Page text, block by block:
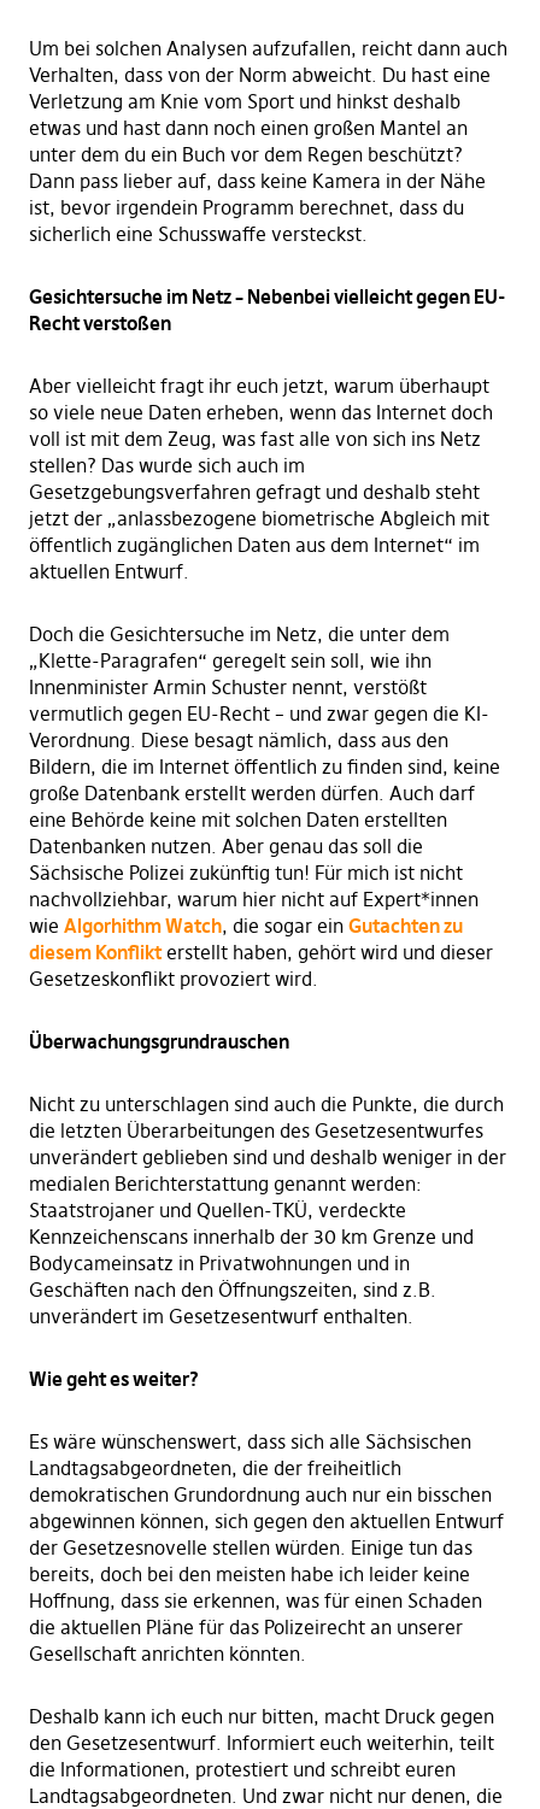
Um bei solchen Analysen aufzufallen, reicht dann auch
Verhalten, dass von der Norm abweicht. Du hast eine
Verletzung am Knie vom Sport und hinkst deshalb
etwas und hast dann noch einen großen Mantel an
unter dem du ein Buch vor dem Regen beschützt?
Dann pass lieber auf, dass keine Kamera in der Nähe
ist, bevor irgendein Programm berechnet, dass du
sicherlich eine Schusswaffe versteckst.
Gesichtersuche im Netz – Nebenbei vielleicht gegen EU-
Recht verstoßen
Aber vielleicht fragt ihr euch jetzt, warum überhaupt
so viele neue Daten erheben, wenn das Internet doch
voll ist mit dem Zeug, was fast alle von sich ins Netz
stellen? Das wurde sich auch im
Gesetzgebungsverfahren gefragt und deshalb steht
jetzt der „anlassbezogene biometrische Abgleich mit
öffentlich zugänglichen Daten aus dem Internet“ im
aktuellen Entwurf.
Doch die Gesichtersuche im Netz, die unter dem
„Klette-Paragrafen“ geregelt sein soll, wie ihn
Innenminister Armin Schuster nennt, verstößt
vermutlich gegen EU-Recht – und zwar gegen die KI-
Verordnung. Diese besagt nämlich, dass aus den
Bildern, die im Internet öffentlich zu finden sind, keine
große Datenbank erstellt werden dürfen. Auch darf
eine Behörde keine mit solchen Daten erstellten
Datenbanken nutzen. Aber genau das soll die
Sächsische Polizei zukünftig tun! Für mich ist nicht
nachvollziehbar, warum hier nicht auf Expert*innen
wie Algorhithm Watch, die sogar ein Gutachten zu
diesem Konflikterstellt haben, gehört wird und dieser
Gesetzeskonflikt provoziert wird.
Überwachungsgrundrauschen
Nicht zu unterschlagen sind auch die Punkte, die durch
die letzten Überarbeitungen des Gesetzesentwurfes
unverändert geblieben sind und deshalb weniger in der
medialen Berichterstattung genannt werden:
Staatstrojaner und Quellen-TKÜ, verdeckte
Kennzeichenscans innerhalb der 30 km Grenze und
Bodycameinsatz in Privatwohnungen und in
Geschäften nach den Öffnungszeiten, sind z.B.
unverändert im Gesetzesentwurf enthalten.
Wie geht es weiter?
Es wäre wünschenswert, dass sich alle Sächsischen
Landtagsabgeordneten, die der freiheitlich
demokratischen Grundordnung auch nur ein bisschen
abgewinnen können, sich gegen den aktuellen Entwurf
der Gesetzesnovelle stellen würden. Einige tun das
bereits, doch bei den meisten habe ich leider keine
Hoffnung, dass sie erkennen, was für einen Schaden
die aktuellen Pläne für das Polizeirecht an unserer
Gesellschaft anrichten könnten.
Deshalb kann ich euch nur bitten, macht Druck gegen
den Gesetzesentwurf. Informiert euch weiterhin, teilt
die Informationen, protestiert und schreibt euren
Landtagsabgeordneten. Und zwar nicht nur denen, die